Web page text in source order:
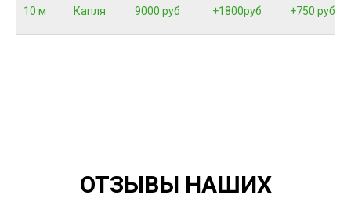
10 м Капля 9000 руб +1800руб +750 руб
ОТЗЫВЫ НАШИХ